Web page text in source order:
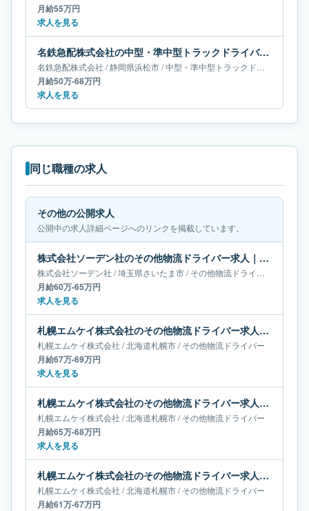
月給55万円
求人を見る
名鉄急配株式会社の中型・準中型トラックドライバー求人｜静岡県浜松市｜月給50万-68万円
名鉄急配株式会社 /静岡県浜松市/中型・準中型トラックドライバー
月給50万-68万円
求人を見る
同じ職種の求人
その他の公開求人
公開中の求人詳細ページへのリンクを掲載しています。
株式会社ソーデン社のその他物流ドライバー求人｜埼玉県さいたま市｜月給60万-65万円
株式会社ソーデン社 /埼玉県さいたま市/その他物流ドライバー
月給60万-65万円
求人を見る
札幌エムケイ株式会社のその他物流ドライバー求人｜北海道札幌市｜月給67万-69万円
札幌エムケイ株式会社 /北海道札幌市/その他物流ドライバー
月給67万-69万円
求人を見る
札幌エムケイ株式会社のその他物流ドライバー求人｜北海道札幌市｜月給65万-68万円
札幌エムケイ株式会社 /北海道札幌市/その他物流ドライバー
月給65万-68万円
求人を見る
札幌エムケイ株式会社のその他物流ドライバー求人｜北海道札幌市｜月給61万-67万円
札幌エムケイ株式会社 /北海道札幌市/その他物流ドライバー
月給61万-67万円